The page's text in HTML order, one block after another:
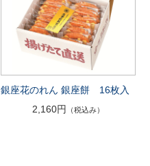
銀座花のれん 銀座餅 16枚入
2,160円
（税込み）